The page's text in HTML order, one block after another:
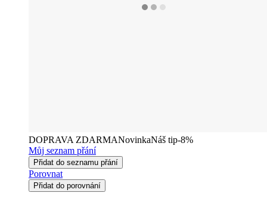
DOPRAVA ZDARMANovinkaNáš tip-8%
Můj seznam přání
Přidat do seznamu přání
Porovnat
Přidat do porovnání